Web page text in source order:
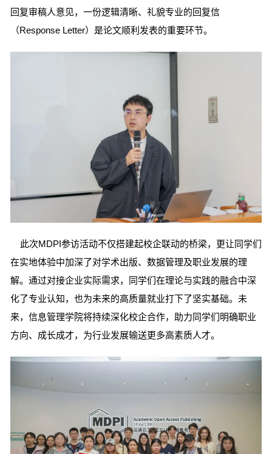
回复审稿人意见，一份逻辑清晰、礼貌专业的回复信
（Response Letter）是论文顺利发表的重要环节。
此次MDPI参访活动不仅搭建起校企联动的桥梁，更让同学们
在实地体验中加深了对学术出版、数据管理及职业发展的理
解。通过对接企业实际需求，同学们在理论与实践的融合中深
化了专业认知，也为未来的高质量就业打下了坚实基础。未
来，信息管理学院将持续深化校企合作，助力同学们明确职业
方向、成长成才，为行业发展输送更多高素质人才。